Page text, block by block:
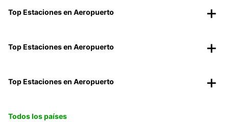
Top Estaciones en Aeropuerto
Top Estaciones en Aeropuerto
Top Estaciones en Aeropuerto
Todos los países